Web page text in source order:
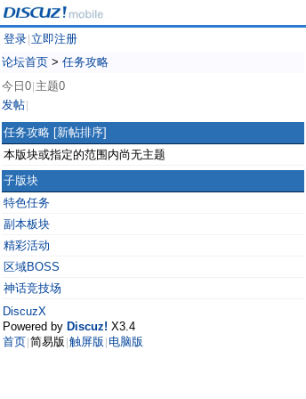
登录 立即注册
论坛首页 > 任务攻略
今日0 主题0
发帖
任务攻略 [新帖排序]
本版块或指定的范围内尚无主题
子版块
特色任务
副本板块
精彩活动
区域BOSS
神话竞技场
DiscuzX
Powered by Discuz! X3.4
首页 简易版 触屏版 电脑版